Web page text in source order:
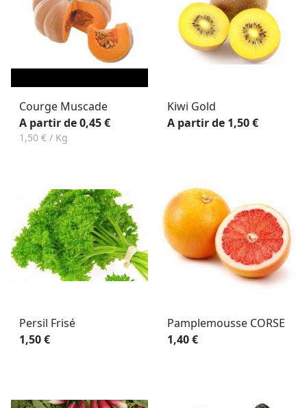
Courge Muscade
A partir de 0,45 €
1,50 € / Kg
Kiwi Gold
A partir de 1,50 €
Persil Frisé
1,50 €
Pamplemousse CORSE
1,40 €